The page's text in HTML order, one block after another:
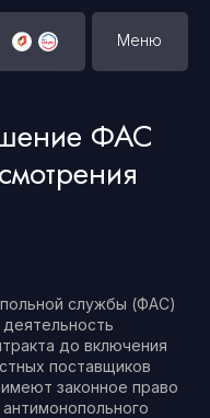
Меню
ФАС
службы (ФАС)
до включения
поставщиков
законное право